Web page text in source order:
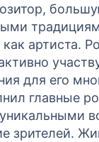
артиста.
для его
главные
зрителей.